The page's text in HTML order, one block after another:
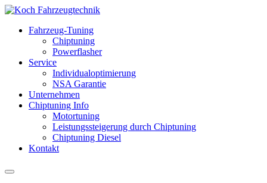
Fahrzeug-Tuning
Chiptuning
Powerflasher
Service
Individualoptimierung
NSA Garantie
Unternehmen
Chiptuning Info
Motortuning
Leistungssteigerung durch Chiptuning
Chiptuning Diesel
Kontakt